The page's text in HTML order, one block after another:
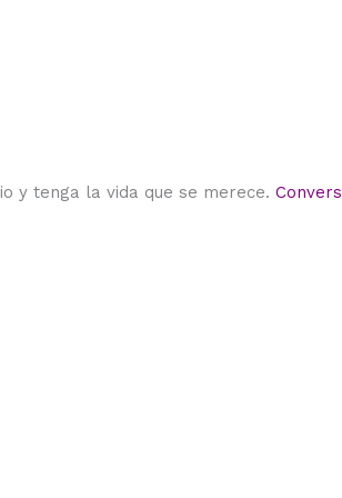
y tenga la vida que se merece.